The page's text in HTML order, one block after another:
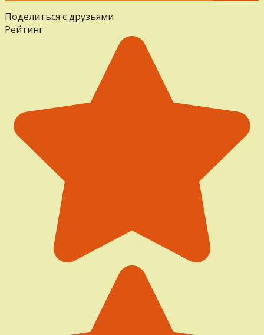
Поделиться с друзьями
Рейтинг